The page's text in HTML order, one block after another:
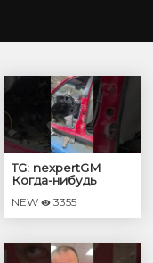
TG: nexpertGM
Когда-нибудь
собранным?
#shorts
#георгиймедведев
#авто
NEW 3355